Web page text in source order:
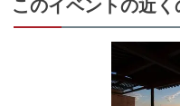
このイベントの近く